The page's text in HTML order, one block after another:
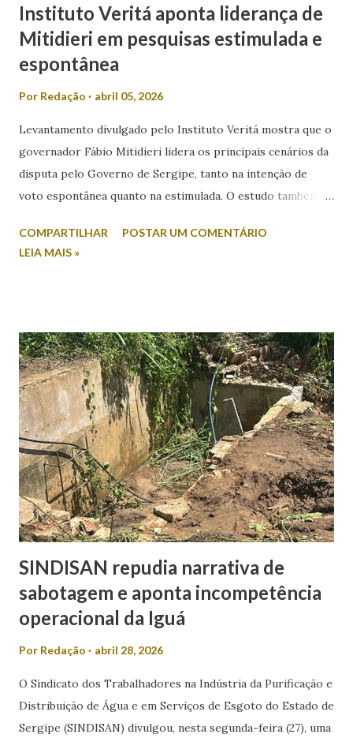
Instituto Veritá aponta liderança de
Mitidieri em pesquisas estimulada e
espontânea
Por Redação abril 05, 2026
Levantamento divulgado pelo Instituto Veritá mostra que o
governador Fábio Mitidieri lidera os principais cenários da
disputa pelo Governo de Sergipe, tanto na intenção de
voto espontânea quanto na estimulada. O estudo também
colocados. Na intenção espontânea, quando o eleitor
estimulado, em que os candidatos são apresentados ao
entrevistado, Mitidieri mantém a liderança com 44,2%,
seguido por Valmir de Francisquinho, com 34,5%. Ricardo
Marques aparece com 17,6%, enquanto outros somam 3,7%.
O índice de eleitores indecisos, que não souberam ou
preferiram não responder, além de votos brancos e nulos,
chega a 22,6%. O levantamento também mediu a rejeição
dos candidatos. Nesse...
COMPARTILHAR
POSTAR UM COMENTÁRIO
LEIA MAIS »
SINDISAN repudia narrativa de
sabotagem e aponta incompetência
operacional da Iguá
Por Redação abril 28, 2026
O Sindicato dos Trabalhadores na Indústria da Purificação e
Distribuição de Água e em Serviços de Esgoto do Estado de
Sergipe (SINDISAN) divulgou, nesta segunda-feira (27), uma